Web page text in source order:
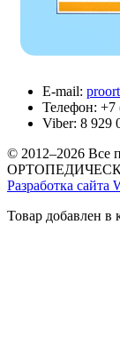
Е-mail:
Телефон: +7
Viber: 8 929
© 2012–2026 Все
Разработка сайта
Товар добавлен в